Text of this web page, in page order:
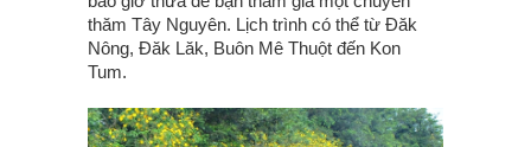
thăm Tây Nguyên. Lịch trình có thể từ Đăk
Nông, Đăk Lăk, Buôn Mê Thuột đến Kon
Tum.